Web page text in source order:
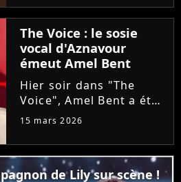
dénonce l'utilisation
d'une de ses versions
de "Carmen" lors d'une
audition à l'aveugle
sans avoir...
The Voice : le sosie
vocal d'Aznavour
émeut Amel Bent
Hier soir dans "The
Voice", Amel Bent a été
émue aux larmes en
reprendre du Charles
Aznavour. Et pour
cause, le candidat
15 mars 2026
de Lily sur scène !